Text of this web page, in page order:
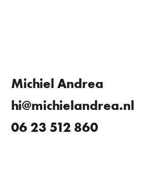
Michiel Andrea
hi@michielandrea.nl
06 23 512 860